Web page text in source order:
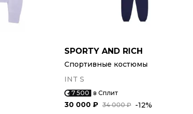
SPORTY AND RICH
Спортивные костюмы
INT S
7 500 в Сплит
34 000 ₽
30 000 ₽ -12%